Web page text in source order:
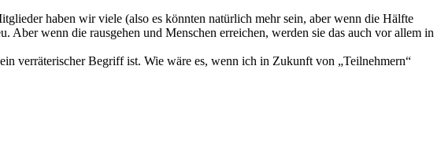
haben wir viele (also es könnten natürlich mehr sein, aber wenn die Hälfte
wenn die rausgehen und Menschen erreichen, werden sie das auch vor allem in
verräterischer Begriff ist. Wie wäre es, wenn ich in Zukunft von „Teilnehmern“